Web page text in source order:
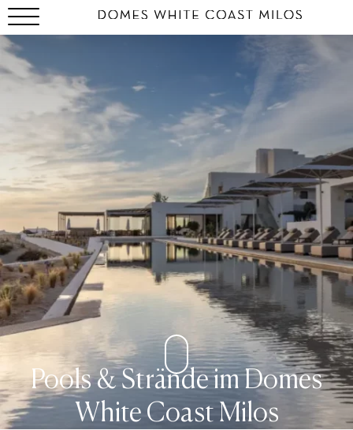
Pools & Strände im Domes
White Coast Milos